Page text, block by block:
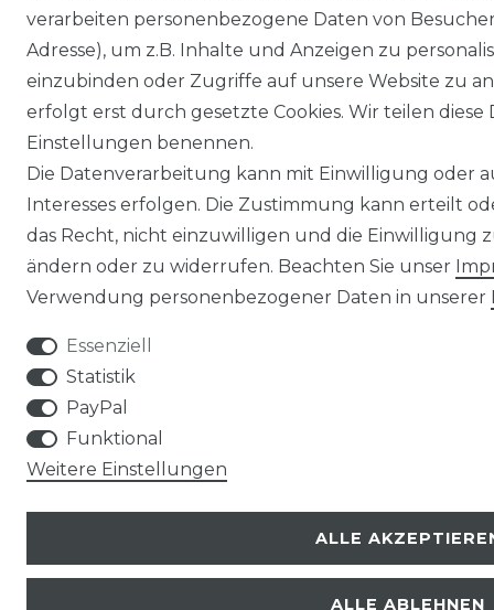
verarbeiten personenbezogene Daten von
Adresse), um z.B. Inhalte und Anzeigen zu
einzubinden oder Zugriffe auf unsere Website zu
erfolgt erst durch gesetzte Cookies. Wir teilen
Einstellungen benennen.
Die Datenverarbeitung kann mit Einwilligung oder
Interesses erfolgen. Die Zustimmung kann erteilt
das Recht, nicht einzuwilligen und die Einwilligung
ändern oder zu widerrufen. Beachten Sie unser
Verwendung personenbezogener Daten in unserer
Essenziell
Statistik
PayPal
Funktional
Weitere Einstellungen
ALLE
ALLE ABLEHNEN